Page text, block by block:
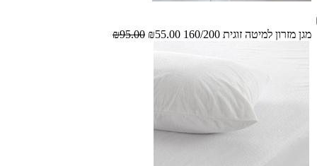
מגן מזרון למיטה זוגית 160/200 ₪55.00
₪95.00